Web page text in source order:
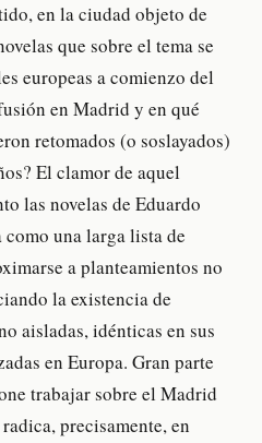
en la ciudad objeto de
que sobre el tema se
europeas a comienzo del
en Madrid y en qué
retomados (o soslayados)
El clamor de aquel
las novelas de Eduardo
una larga lista de
a planteamientos no
la existencia de
aisladas, idénticas en sus
en Europa. Gran parte
trabajar sobre el Madrid
precisamente, en